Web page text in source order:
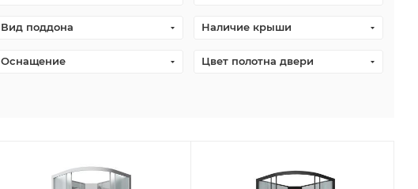
Вид поддона Наличие крыши
Оснащение Цвет полотна двери